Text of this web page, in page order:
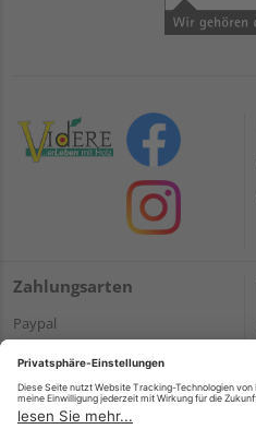
Zahlungsarten
Paypal
Onlineüberweisung
Kreditkarte
Rechnung*